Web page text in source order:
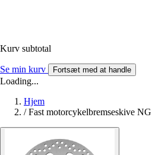
Kurv subtotal
Se min kurv Fortsæt med at handle
Loading...
Hjem
/ Fast motorcykelbremseskive